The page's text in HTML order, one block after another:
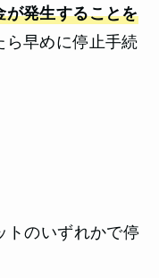
が発生することを
ら早めに停止手続
トのいずれかで停